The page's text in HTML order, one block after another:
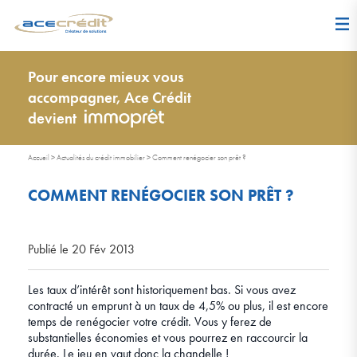
Pour encore mieux vous
accompagner, Ace Crédit
devient
Accueil >Actualités du crédit immobilier>Comment renégocier son prêt ?
COMMENT RENÉGOCIER SON PRÊT ?
Publié le 20 Fév 2013
Les taux d’intérêt sont historiquement bas. Si vous avez
contracté un emprunt à un taux de 4,5% ou plus, il est encore
temps de renégocier votre crédit. Vous y ferez de
substantielles économies et vous pourrez en raccourcir la